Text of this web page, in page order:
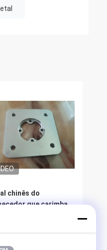
chinês do
que carimba